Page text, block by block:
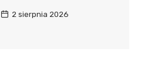
2 sierpnia 2026